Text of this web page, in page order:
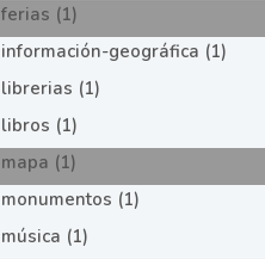
ferias (1)
información-geográfica (1)
librerias (1)
libros (1)
mapa (1)
monumentos (1)
música (1)